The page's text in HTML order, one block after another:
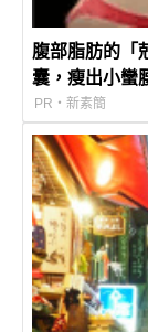
腹部脂肪的「
囊，瘦出小蠻
PR・新素簡